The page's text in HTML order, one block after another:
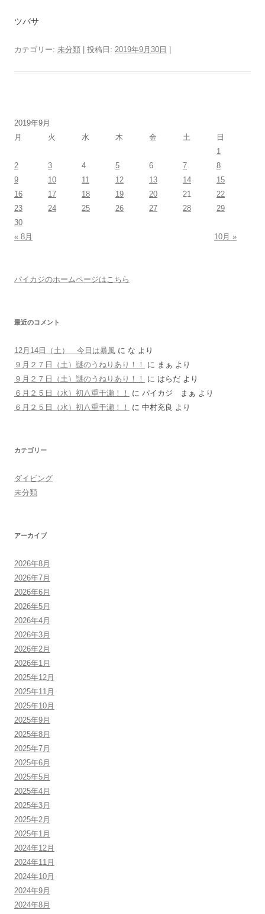
ツバサ
カテゴリー: 未分類 | 投稿日: 2019年9月30日
2019年9月
月
火 水 木 金 土
日
1
2
3 4 5 6 7
8
9
10 11 12 13 14
15
16
17 18 19 20 21
22
23
24 25 26 27 28
29
30
« 8月
10月 »
パイカジのホームページはこちら
最近のコメント
12月14日（土） 今日は暴風 に な より
９月２７日（土）謎のうねりあり！！
に まぁ より
９月２７日（土）謎のうねりあり！！
に はらだ より
６月２５日（水）初八重干瀬！！
に パイカジ まぁ より
６月２５日（水）初八重干瀬！！
に 中村充良 より
カテゴリー
ダイビング
未分類
アーカイブ
2026年8月
2026年7月
2026年6月
2026年5月
2026年4月
2026年3月
2026年2月
2026年1月
2025年12月
2025年11月
2025年10月
2025年9月
2025年8月
2025年7月
2025年6月
2025年5月
2025年4月
2025年3月
2025年2月
2025年1月
2024年12月
2024年11月
2024年10月
2024年9月
2024年8月